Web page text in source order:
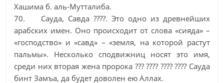
Хашима б. аль-Мутталиба.
70. Сауда, Савда ????. Это одно из древнейших
арабских имен. Оно происходит от слова «сияда» –
«господство» и «савд» – «земля, на которой растут
пальмы». Несколько сподвижниц носят это имя,
среди них вторая жена пророка ??? ???? ???? ???? Сауда
бинт Замъа, да будет доволен ею Аллах.